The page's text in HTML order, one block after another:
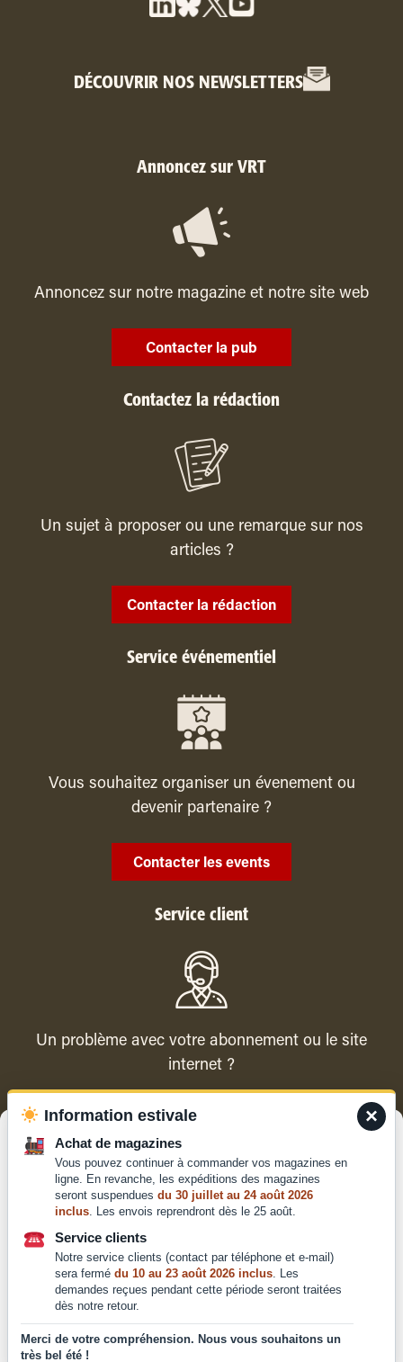
Pour offrir les meilleures expériences, nous utilisons des technologies
telles que les cookies pour stocker et/ou accéder aux informations des
appareils. Le fait de consentir à ces technologies nous permettra de
traiter des données telles que le comportement de navigation ou les ID
uniques sur ce site. Le fait de ne pas consentir ou de retirer son
consentement peut avoir un effet négatif sur certaines caractéristiques
et fonctions.
Accepter
DÉCOUVRIR NOS NEWSLETTERS
Annoncez sur VRT
Annoncez sur notre magazine et notre site web
Contacter la pub
Contactez la rédaction
Un sujet à proposer ou une remarque sur nos
articles ?
Contacter la rédaction
Service événementiel
Vous souhaitez organiser un évenement ou
devenir partenaire ?
Contacter les events
Service client
Un problème avec votre abonnement ou le site
internet ?
Contacter le service client
Mentions légales
Conditions générales de
vente et d'utilisation
confidentialité
×
Information estivale
Achat de magazines
Vous pouvez continuer à commander vos magazines en
ligne. En revanche, les expéditions des magazines
seront suspendues du 30 juillet au 24 août 2026
inclus. Les envois reprendront dès le 25 août.
Service clients
Notre service clients (contact par téléphone et e-mail)
sera fermé du 10 au 23 août 2026 inclus. Les
demandes reçues pendant cette période seront traitées
dès notre retour.
Merci de votre compréhension. Nous vous souhaitons un
très bel été !